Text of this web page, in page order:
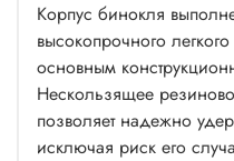
Корпус бинокля
высокопрочного
основным
Нескользящее
позволяет надежно
исключая риск его